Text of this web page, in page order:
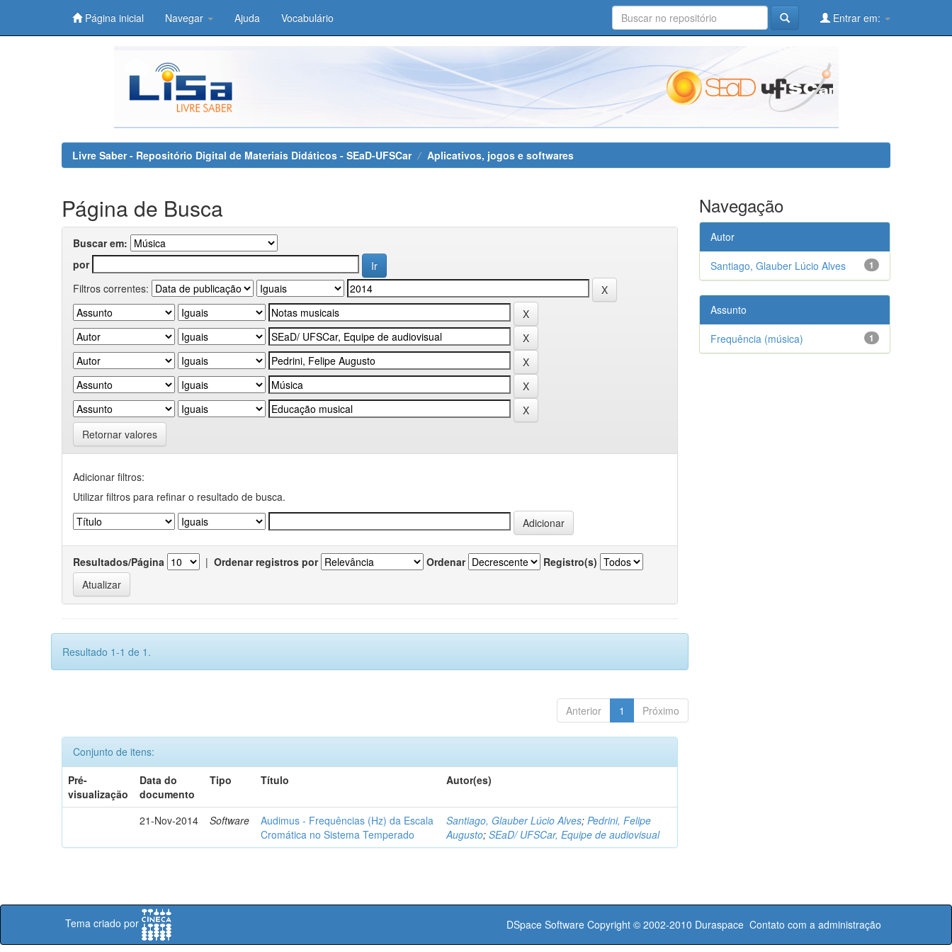
Página inicial Navegar Ajuda Vocabulário Entrar em:
Livre Saber - Repositório Digital de Materiais Didáticos - SEaD-UFSCar Aplicativos, jogos e softwares
Página de Busca
Buscar em:
por
Filtros correntes:
Retornar valores
Adicionar filtros:
Utilizar filtros para refinar o resultado de busca.
Resultados/Página | Ordenar registros por Ordenar Registro(s)
Resultado 1-1 de 1.
Anterior 1 Próximo
Conjunto de itens:
Pré-
visualização
Data do
documento
Tipo Título Autor(es)
21-Nov-2014 Software
Audimus - Frequências (Hz) da Escala
Cromática no Sistema Temperado
Santiago, Glauber Lúcio Alves; Pedrini, Felipe
Augusto; SEaD/ UFSCar, Equipe de audiovisual
Navegação
Autor
1
Santiago, Glauber Lúcio Alves
Assunto
1
Frequência (música)
Tema criado por DSpace Software Copyright © 2002-2010 Duraspace Contato com a administração